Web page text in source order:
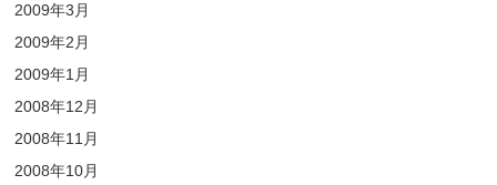
2009年3月
2009年2月
2009年1月
2008年12月
2008年11月
2008年10月